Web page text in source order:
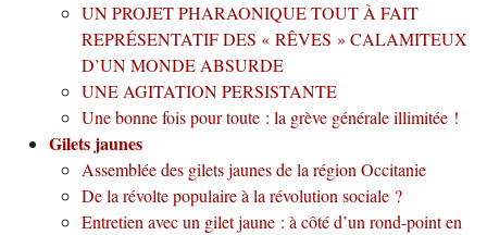
UN PROJET PHARAONIQUE TOUT À FAIT
REPRÉSENTATIF DES « RÊVES » CALAMITEUX
D’UN MONDE ABSURDE
UNE AGITATION PERSISTANTE
Une bonne fois pour toute : la grève générale illimitée !
Gilets jaunes
Assemblée des gilets jaunes de la région Occitanie
De la révolte populaire à la révolution sociale ?
Entretien avec un gilet jaune : à côté d’un rond-point en